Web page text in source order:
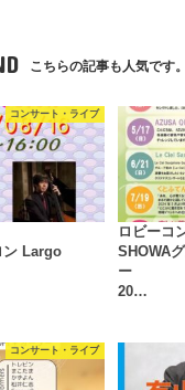
こちらの記事も人気です。
コンサート・ライブ
ン Largo
ロビーコ
SHOWA
ー
20…
コンサート・ライブ